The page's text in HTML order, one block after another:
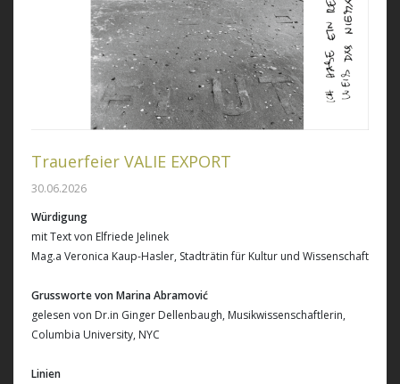
Trauerfeier VALIE EXPORT
30.06.2026
Würdigung
mit Text von Elfriede Jelinek
Mag.a Veronica Kaup-Hasler, Stadträtin für Kultur und Wissenschaft
Grussworte von Marina Abramović
gelesen von Dr.in Ginger Dellenbaugh, Musikwissenschaftlerin,
Columbia University, NYC
Linien